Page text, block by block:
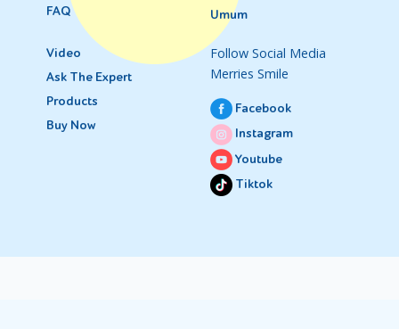
FAQ
Umum
Video
Ask The Expert
Products
Buy Now
Follow Social Media
Merries Smile
Facebook
Instagram
Youtube
Tiktok